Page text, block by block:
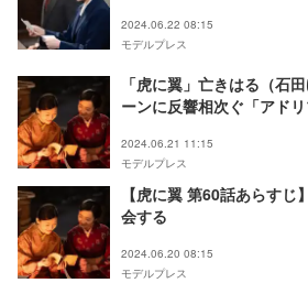
2024.06.22 08:15
モデルプレス
「虎に翼」亡きはる（石
ーンに反響相次ぐ「アド
2024.06.21 11:15
モデルプレス
【虎に翼 第60話あらす
会する
2024.06.20 08:15
モデルプレス